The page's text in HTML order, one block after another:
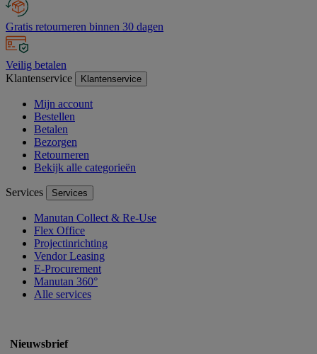
Gratis retourneren binnen 30 dagen
Veilig betalen
Klantenservice
Klantenservice
Mijn account
Bestellen
Betalen
Bezorgen
Retourneren
Bekijk alle categorieën
Services Services
Manutan Collect & Re-Use
Flex Office
Projectinrichting
Vendor Leasing
E-Procurement
Manutan 360°
Alle services
Nieuwsbrief